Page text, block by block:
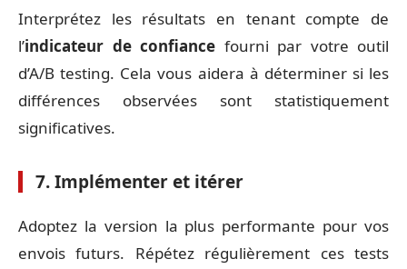
Interprétez les résultats en tenant compte de
l’indicateur de confiance fourni par votre outil
d’A/B testing. Cela vous aidera à déterminer si les
différences observées sont statistiquement
significatives.
7. Implémenter et itérer
Adoptez la version la plus performante pour vos
envois futurs. Répétez régulièrement ces tests